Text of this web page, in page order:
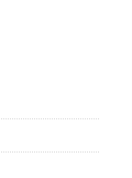
– màu xám